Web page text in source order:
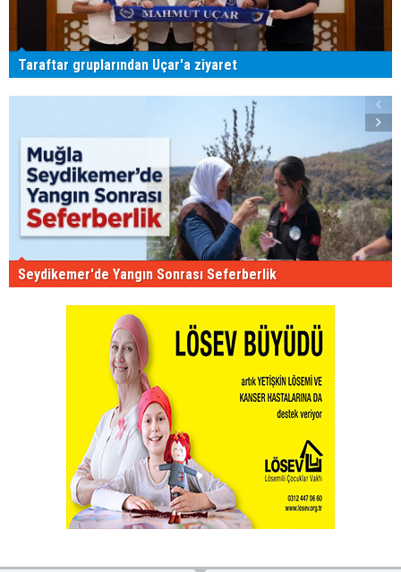
Taraftar gruplarından Uçar'a ziyaret
Seydikemer'de Yangın Sonrası Seferberlik